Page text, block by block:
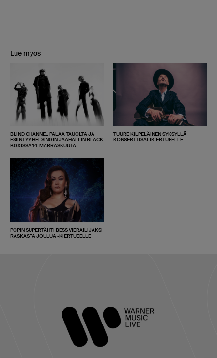
Lue myös
BLIND CHANNEL PALAA TAUOLTA JA
ESIINTYY HELSINGIN JÄÄHALLIN BLACK
BOXISSA 14. MARRASKUUTA
TUURE KILPELÄINEN SYKSYLLÄ
KONSERTTISALIKIERTUEELLE
POPIN SUPERTÄHTI BESS VIERAILIJAKSI
RASKASTA JOULUA -KIERTUEELLE